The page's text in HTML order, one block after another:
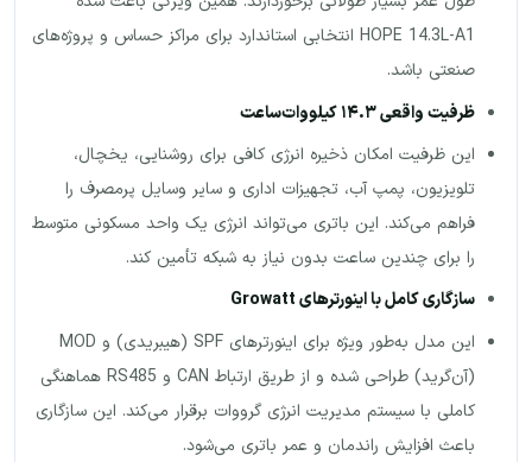
HOPE 14.3L-A1 انتخابی استاندارد برای مراکز حساس و پروژه‌های
صنعتی باشد.
ظرفیت واقعی۱۴.۳کیلووات‌ساعت
این ظرفیت امکان ذخیره انرژی کافی برای روشنایی، یخچال،
تلویزیون، پمپ آب، تجهیزات اداری و سایر وسایل پرمصرف را
فراهم می‌کند. این باتری می‌تواند انرژی یک واحد مسکونی متوسط
را برای چندین ساعت بدون نیاز به شبکه تأمین کند.
سازگاری کامل با اینورترهای
این مدل به‌طور ویژه برای اینورترهای SPF (هیبریدی) و MOD
(آن‌گرید) طراحی شده و از طریق ارتباط CAN و RS485 هماهنگی
کاملی با سیستم مدیریت انرژی گرووات برقرار می‌کند. این سازگاری
باعث افزایش راندمان و عمر باتری می‌شود.